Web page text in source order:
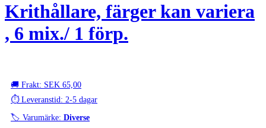
Krithållare, färger kan variera
, 6 mix./ 1 förp.
🚚 Frakt: SEK 65,00
⏱️ Leveranstid: 2-5 dagar
🏷️ Varumärke: Diverse